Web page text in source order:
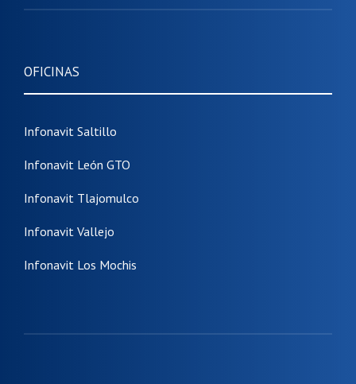
OFICINAS
Infonavit Saltillo
Infonavit León GTO
Infonavit Tlajomulco
Infonavit Vallejo
Infonavit Los Mochis